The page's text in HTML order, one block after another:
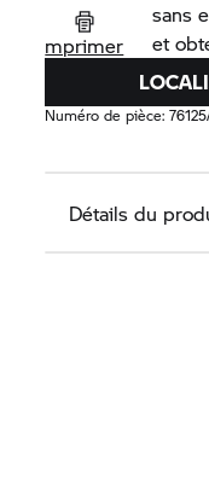
mprimer
sans
et
Numéro de pièce:
Détails du